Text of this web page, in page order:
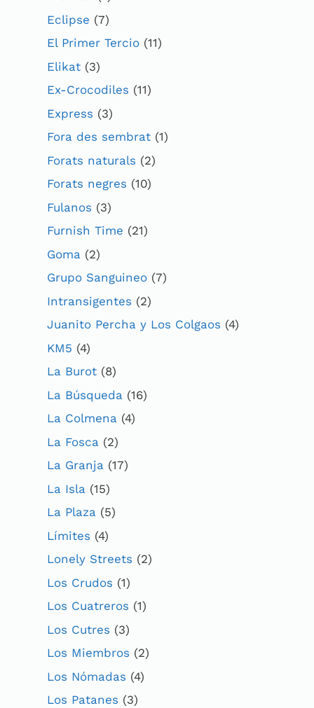
Eclipse (7)
El Primer Tercio (11)
Elikat (3)
Ex-Crocodiles (11)
Express (3)
Fora des sembrat (1)
Forats naturals (2)
Forats negres (10)
Fulanos (3)
Furnish Time (21)
Goma (2)
Grupo Sanguineo (7)
Intransigentes (2)
Juanito Percha y Los Colgaos (4)
KM5 (4)
La Burot (8)
La Búsqueda (16)
La Colmena (4)
La Fosca (2)
La Granja (17)
La Isla (15)
La Plaza (5)
Límites (4)
Lonely Streets (2)
Los Crudos (1)
Los Cuatreros (1)
Los Cutres (3)
Los Miembros (2)
Los Nómadas (4)
Los Patanes (3)